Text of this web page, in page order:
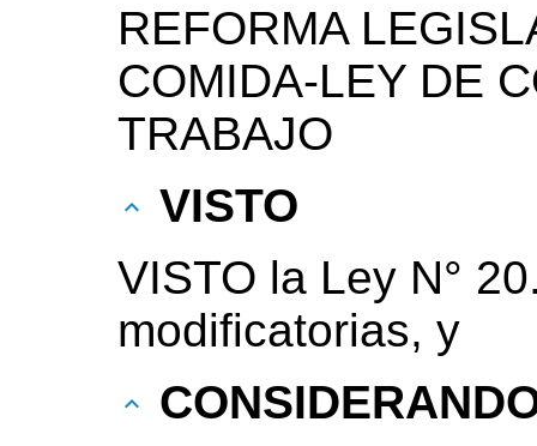
REFORMA
COMIDA-LEY DE
TRABAJO
VISTO
VISTO la Ley N°
modificatorias, y